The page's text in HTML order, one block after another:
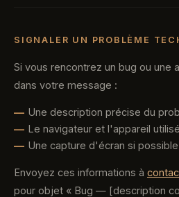
SIGNALER UN PROBLÈME
Si vous rencontrez un bug ou une
dans votre message :
Une description précise du
Le navigateur et l'appareil
Une capture d'écran si
Envoyez ces informations à
pour objet « Bug — [description